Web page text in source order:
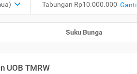
Tabungan Rp10.000.000 Ganti
Suku Bunga
UOB TMRW